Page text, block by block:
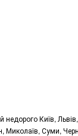
недорого Київ,
Миколаїв, Суми,